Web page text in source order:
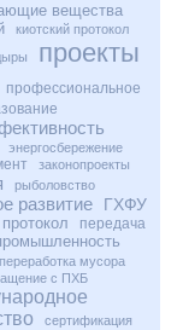
вещества
киотский протокол
проекты
профессиональное
энергосбережение
законопроекты
рыболовство
развитие ГХФУ
передача
переработка мусора
с ПХБ
сертификация